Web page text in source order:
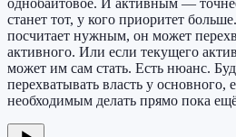
однобайтовое. И активным —
станет тот, у кого приоритет
посчитает нужным, он может
активного. Или если текущего
может им сам стать. Есть нюанс.
перехватывать власть у основного,
необходимым делать прямо пока